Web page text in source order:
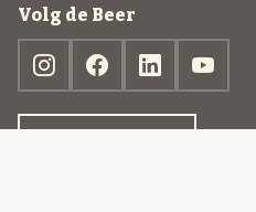
Volg de Beer